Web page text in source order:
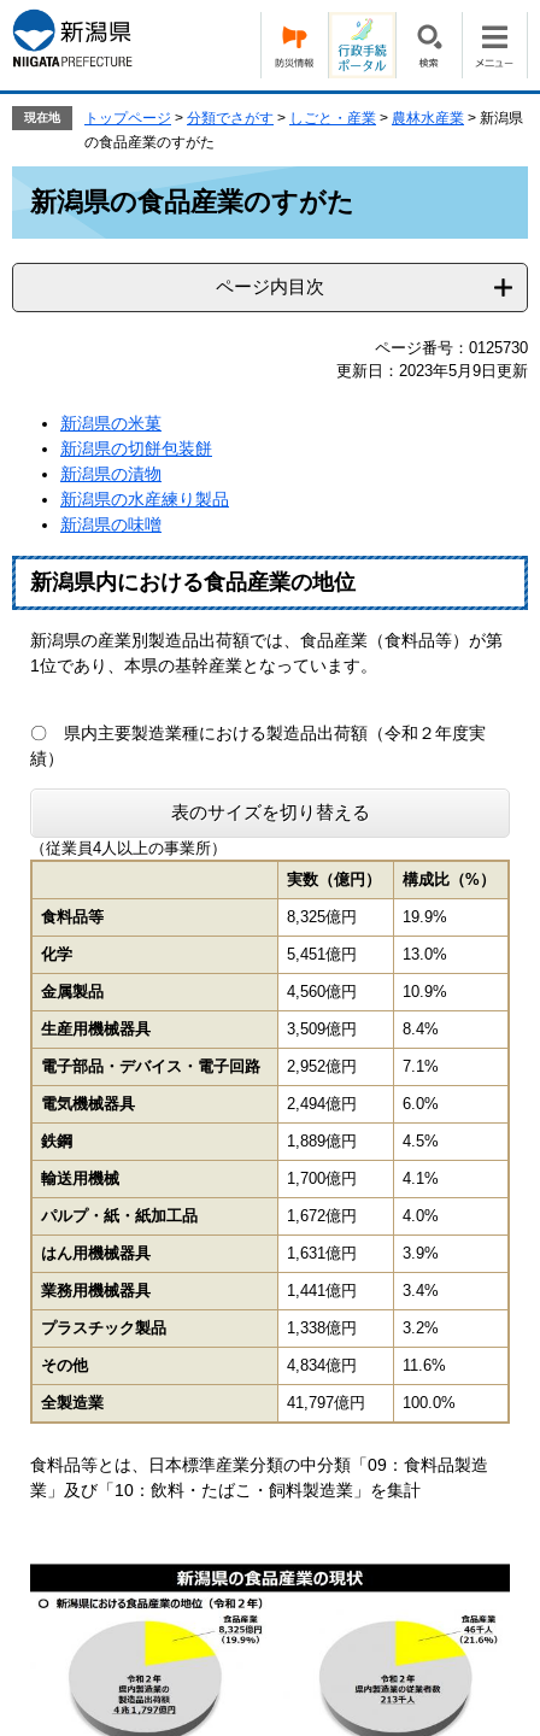
ー
ジ
の
で
す。
ニ
ュ
ー
ば
本
文
現在地 トップページ > 分類でさがす > しごと・産業 > 農林水産業 > 新潟県
の食品産業のすがた
新潟県の食品産業のすがた
ページ内目次
ページ番号：0125730
更新日：2023年5月9日更新
新潟県の米菓
新潟県の切餅包装餅
新潟県の漬物
新潟県の水産練り製品
新潟県の味噌
新潟県内における食品産業の地位
新潟県の産業別製造品出荷額では、食品産業（食料品等）が第
1位であり、本県の基幹産業となっています。
〇 県内主要製造業種における製造品出荷額（令和２年度実
績）
表のサイズを切り替える
（従業員4人以上の事業所）
実数（億円）
構成比（%）
食料品等 8,325億円 19.9%
化学 5,451億円 13.0%
金属製品 4,560億円 10.9%
生産用機械器具 3,509億円 8.4%
電子部品・デバイス・電子回路 2,952億円 7.1%
電気機械器具 2,494億円 6.0%
鉄鋼 1,889億円 4.5%
輸送用機械 1,700億円 4.1%
パルプ・紙・紙加工品 1,672億円 4.0%
はん用機械器具​ 1,631億円 3.9%
業務用機械器具 1,441億円 3.4%
プラスチック製品 1,338億円 3.2%
その他 4,834億円 11.6%
全製造業 41,797億円 100.0%
食料品等とは、日本標準産業分類の中分類「09：食料品製造
業」及び「10：飲料・たばこ・飼料製造業」を集計